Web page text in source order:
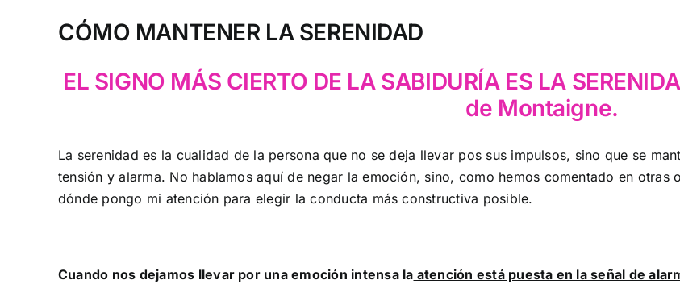
CÓMO MANTENER LA SERENIDAD
EL SIGNO MÁS CIERTO DE LA SABIDURÍA ES LA
de Montaigne.
La serenidad es la cualidad de la persona que no se deja llevar pos sus impulsos, sino que se
tensión y alarma. No hablamos aquí de negar la emoción, sino, como hemos comentado en
dónde pongo mi atención para elegir la conducta más constructiva posible.
Cuando nos dejamos llevar por una emoción intensa la atención está puesta en la señal de